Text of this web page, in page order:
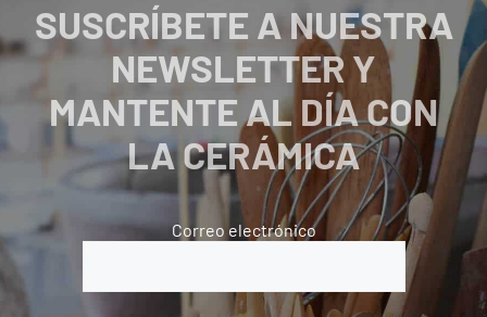
SUSCRÍBETE A NUESTRA
NEWSLETTER Y
MANTENTE AL DÍA CON
LA CERÁMICA
Correo electrónico